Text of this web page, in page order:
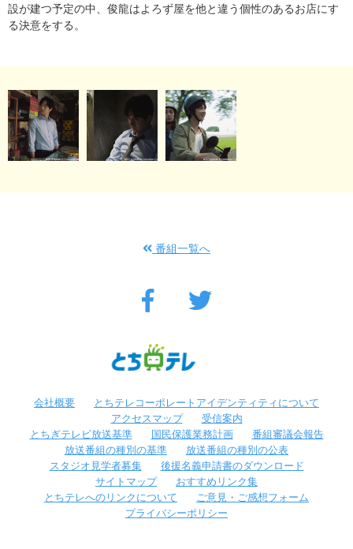
設が建つ予定の中、俊龍はよろず屋を他と違う個性のあるお店にす
る決意をする。
番組一覧へ
会社概要
とちテレコーポレートアイデンティティについて
アクセスマップ
受信案内
とちぎテレビ放送基準
国民保護業務計画
番組審議会報告
放送番組の種別の基準
放送番組の種別の公表
スタジオ見学者募集
後援名義申請書のダウンロード
サイトマップ
おすすめリンク集
とちテレへのリンクについて
ご意見・ご感想フォーム
プライバシーポリシー